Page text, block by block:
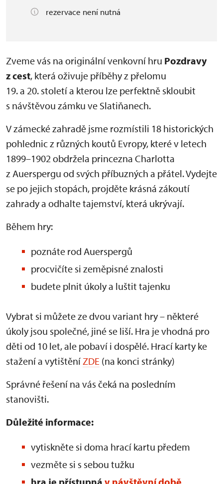
rezervace není nutná
Zveme vás na originální venkovní hru Pozdravy
z cest, která oživuje příběhy z přelomu
19. a 20. století a kterou lze perfektně skloubit
s návštěvou zámku ve Slatiňanech.
V zámecké zahradě jsme rozmístili 18 historických
pohlednic z různých koutů Evropy, které v letech
1899–1902 obdržela princezna Charlotta
z Auerspergu od svých příbuzných a přátel. Vydejte
se po jejich stopách, projděte krásná zákoutí
zahrady a odhalte tajemství, která ukrývají.
Během hry:
poznáte rod Auerspergů
procvičíte si zeměpisné znalosti
budete plnit úkoly a luštit tajenku
Vybrat si můžete ze dvou variant hry – některé
úkoly jsou společné, jiné se liší. Hra je vhodná pro
děti od 10 let, ale pobaví i dospělé. Hrací karty ke
stažení a vytištění ZDE (na konci stránky)
Správné řešení na vás čeká na posledním
stanovišti.
Důležité informace:
vytiskněte si doma hrací kartu předem
vezměte si s sebou tužku